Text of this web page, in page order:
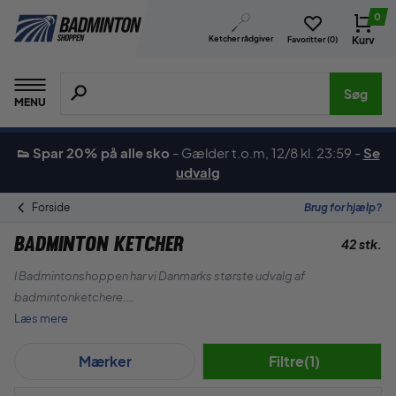
Ketcher rådgiver Favoritter (0)
0
Kurv
MENU
Søg efter produkter, mærker etc.
Søg
👟 Spar 20% på alle sko - Gælder t.o.m, 12/8 kl. 23:59 - Se
udvalg
Forside Brug for hjælp?
Badminton Ketcher 42 stk.
I Badmintonshoppen har vi Danmarks største udvalg af
badmintonketchere.
samt vores eget mærke ZERV.
Læs mere
Mærker Filtre(1)